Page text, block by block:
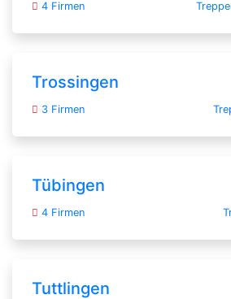
4 Firmen
Trossingen
3 Firmen
Tübingen
4 Firmen
Tuttlingen